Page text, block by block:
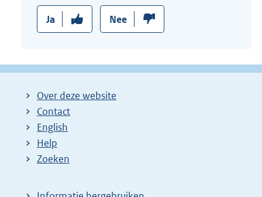
Ja Nee
Over deze website
Contact
English
Help
Zoeken